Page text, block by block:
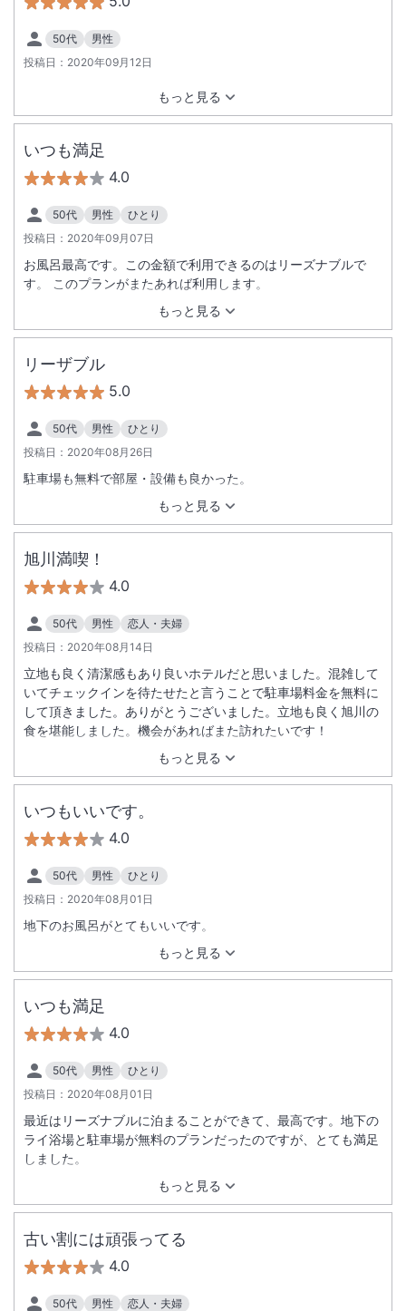
50代
男性
投稿日： 2020年09月12日
もっと見る
いつも満足
4.0
50代 男性
ひとり
投稿日： 2020年09月07日
もっと見る
お風呂最高です。この金額で利用できるのはリーズナブルで
す。 このプランがまたあれば利用します。
リーザブル
5.0
50代 男性
ひとり
投稿日： 2020年08月26日
もっと見る
駐車場も無料で部屋・設備も良かった。
旭川満喫！
4.0
50代 男性
恋人・夫婦
投稿日： 2020年08月14日
もっと見る
立地も良く清潔感もあり良いホテルだと思いました。混雑して
いてチェックインを待たせたと言うことで駐車場料金を無料に
して頂きました。ありがとうございました。立地も良く旭川の
食を堪能しました。機会があればまた訪れたいです！
いつもいいです。
4.0
50代 男性
ひとり
投稿日： 2020年08月01日
もっと見る
地下のお風呂がとてもいいです。
いつも満足
4.0
50代 男性
ひとり
投稿日： 2020年08月01日
もっと見る
最近はリーズナブルに泊まることができて、最高です。地下の
ライ浴場と駐車場が無料のプランだったのですが、とても満足
しました。
古い割には頑張ってる
4.0
50代 男性
恋人・夫婦